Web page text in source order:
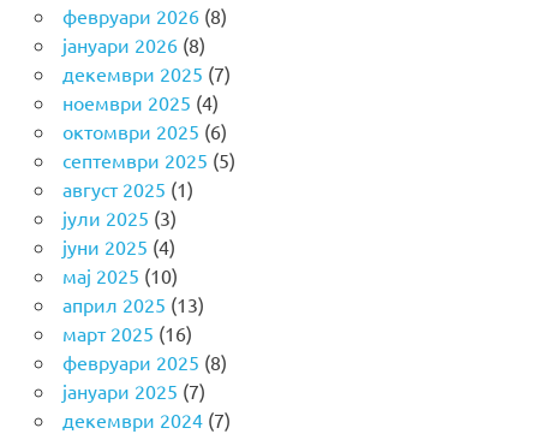
февруари 2026(8)
јануари 2026(8)
декември 2025 (7)
ноември 2025 (4)
октомври 2025 (6)
септември 2025 (5)
август 2025 (1)
јули 2025 (3)
јуни 2025 (4)
мај 2025 (10)
април 2025 (13)
март 2025 (16)
февруари 2025 (8)
јануари 2025 (7)
декември 2024(7)